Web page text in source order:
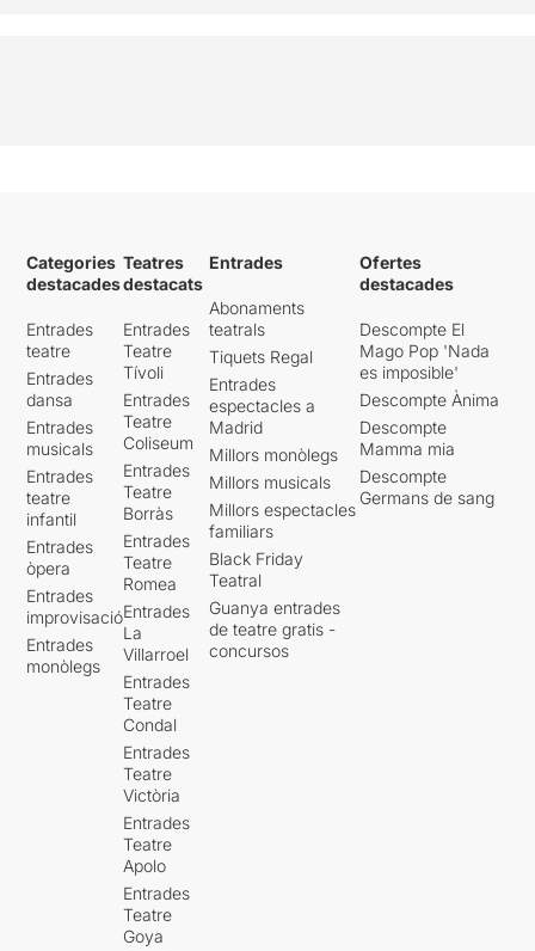
Categories
destacades
Entrades
teatre
Entrades
dansa
Entrades
musicals
Entrades
teatre
infantil
Entrades
òpera
Entrades
improvisació
Entrades
monòlegs
Teatres
destacats
Entrades
Teatre
Tívoli
Entrades
Teatre
Coliseum
Entrades
Teatre
Borràs
Entrades
Teatre
Romea
Entrades
La
Villarroel
Entrades
Teatre
Condal
Entrades
Teatre
Victòria
Entrades
Teatre
Apolo
Entrades
Teatre
Goya
Entrades
Abonaments
teatrals
Tiquets Regal
Entrades
espectacles a
Madrid
Millors monòlegs
Millors musicals
Millors espectacles
familiars
Black Friday
Teatral
Guanya entrades
de teatre gratis -
concursos
Ofertes
destacades
Descompte El
Mago Pop 'Nada
es imposible'
Descompte Ànima
Descompte
Mamma mia
Descompte
Germans de sang